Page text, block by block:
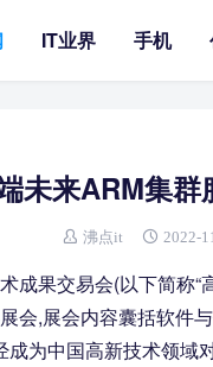
IT业界 手机
未来ARM集
沸点it 2022-
成果交易会(以下简称
会,展会内容囊括软件
为中国高新技术领域